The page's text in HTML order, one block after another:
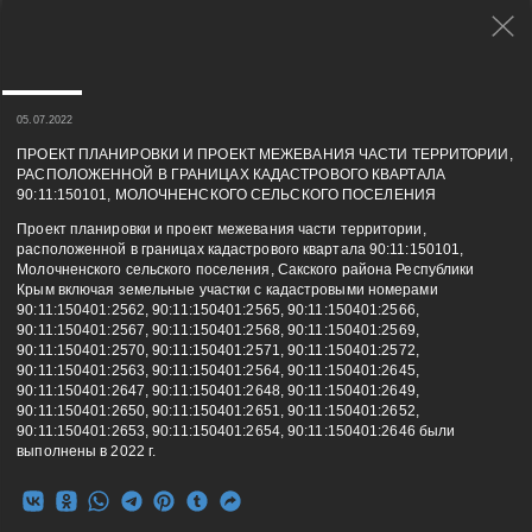
05.07.2022
ПРОЕКТ ПЛАНИРОВКИ И ПРОЕКТ МЕЖЕВАНИЯ ЧАСТИ ТЕРРИТОРИИ,
РАСПОЛОЖЕННОЙ В ГРАНИЦАХ КАДАСТРОВОГО КВАРТАЛА
90:11:150101, МОЛОЧНЕНСКОГО СЕЛЬСКОГО ПОСЕЛЕНИЯ
Проект планировки и проект межевания части территории,
расположенной в границах кадастрового квартала 90:11:150101,
Молочненского сельского поселения, Сакского района Республики
Крым включая земельные участки с кадастровыми номерами
90:11:150401:2562, 90:11:150401:2565, 90:11:150401:2566,
90:11:150401:2567, 90:11:150401:2568, 90:11:150401:2569,
90:11:150401:2570, 90:11:150401:2571, 90:11:150401:2572,
90:11:150401:2563, 90:11:150401:2564, 90:11:150401:2645,
90:11:150401:2647, 90:11:150401:2648, 90:11:150401:2649,
90:11:150401:2650, 90:11:150401:2651, 90:11:150401:2652,
90:11:150401:2653, 90:11:150401:2654, 90:11:150401:2646 были
выполнены в 2022 г.